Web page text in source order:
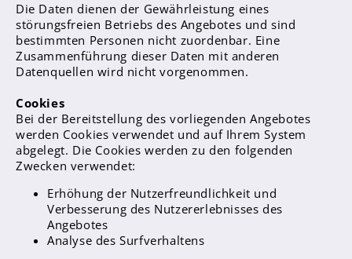
Fächer
Berufsorientierung
Anprechpartner
Jahrgängen 7 - 10
Berufsberatung
Kooperationspartner
Bilingualer Unterricht
Die Daten dienen der Gewährleistung eines
störungsfreien Betriebs des Angebotes und sind
bestimmten Personen nicht zuordenbar. Eine
Zusammenführung dieser Daten mit anderen
Datenquellen wird nicht vorgenommen.
Cookies
Bei der Bereitstellung des vorliegenden Angebotes
werden Cookies verwendet und auf Ihrem System
abgelegt. Die Cookies werden zu den folgenden
Zwecken verwendet:
Erhöhung der Nutzerfreundlichkeit und
Verbesserung des Nutzererlebnisses des
Angebotes
Analyse des Surfverhaltens